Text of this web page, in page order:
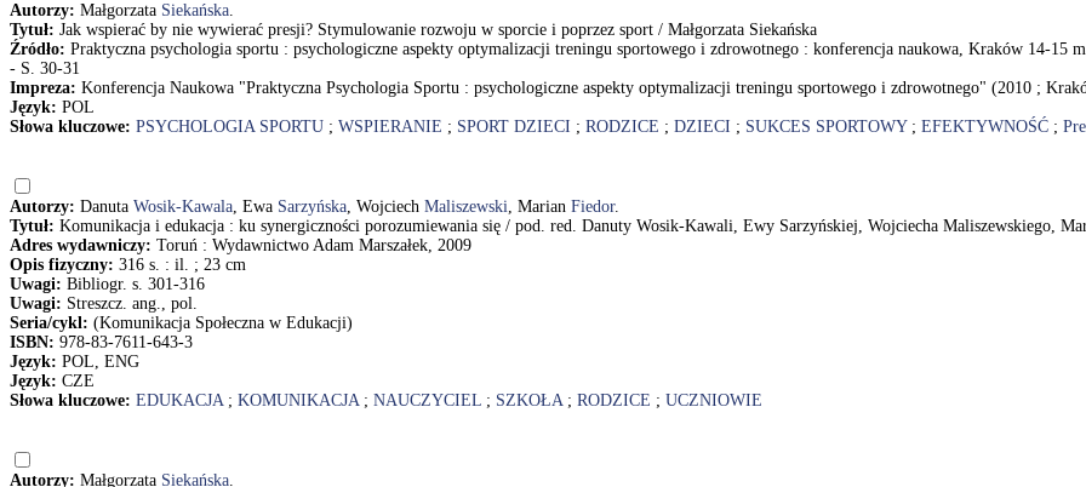
Autorzy: Małgorzata Siekańska.
Tytuł: Jak wspierać by nie wywierać presji? Stymulowanie rozwoju w sporcie i poprzez sport / Małgorzata Siekańska
Źródło: Praktyczna psychologia sportu : psychologiczne aspekty optymalizacji treningu sportowego i zdrowotnego : konferencja naukowa, Kraków 14-
- S. 30-31
Impreza: Konferencja Naukowa "Praktyczna Psychologia Sportu : psychologiczne aspekty optymalizacji treningu sportowego i zdrowotnego" (2010 ;
Język: POL
Słowa kluczowe: PSYCHOLOGIA SPORTU ; WSPIERANIE ; SPORT DZIECI ; RODZICE ; DZIECI ; SUKCES SPORTOWY; EFEKTYWNOŚĆ ;
Autorzy: Danuta Wosik-Kawala, Ewa Sarzyńska, Wojciech Maliszewski, Marian Fiedor.
Tytuł: Komunikacja i edukacja : ku synergiczności porozumiewania się / pod. red. Danuty Wosik-Kawali, Ewy Sarzyńskiej, Wojciecha Maliszewskiego,
Adres wydawniczy: Toruń : Wydawnictwo Adam Marszałek, 2009
Opis fizyczny: 316 s. : il. ; 23 cm
Uwagi: Bibliogr. s. 301-316
Uwagi: Streszcz. ang., pol.
Seria/cykl: (Komunikacja Społeczna w Edukacji)
ISBN: 978-83-7611-643-3
Język: POL, ENG
Język: CZE
Słowa kluczowe: EDUKACJA; KOMUNIKACJA; NAUCZYCIEL ; SZKOŁA; RODZICE ; UCZNIOWIE
Autorzy: Małgorzata Siekańska.